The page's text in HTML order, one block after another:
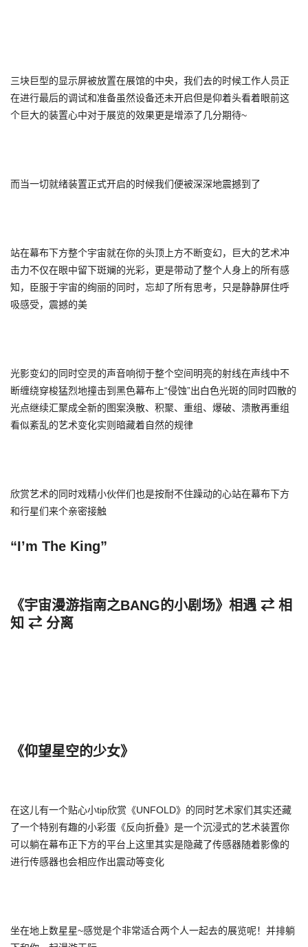
三块巨型的显示屏被放置在展馆的中央，我们去的时候工作人员正
在进行最后的调试和准备虽然设备还未开启但是仰着头看着眼前这
个巨大的装置心中对于展览的效果更是增添了几分期待~
而当一切就绪装置正式开启的时候我们便被深深地震撼到了
站在幕布下方整个宇宙就在你的头顶上方不断变幻，巨大的艺术冲
击力不仅在眼中留下斑斓的光彩，更是带动了整个人身上的所有感
知，臣服于宇宙的绚丽的同时，忘却了所有思考，只是静静屏住呼
吸感受，震撼的美
光影变幻的同时空灵的声音响彻于整个空间明亮的射线在声线中不
断缠绕穿梭猛烈地撞击到黑色幕布上“侵蚀”出白色光斑的同时四散的
光点继续汇聚成全新的图案涣散、积聚、重组、爆破、溃散再重组
看似紊乱的艺术变化实则暗藏着自然的规律
欣赏艺术的同时戏精小伙伴们也是按耐不住躁动的心站在幕布下方
和行星们来个亲密接触
“I’m The King”
《宇宙漫游指南之BANG的小剧场》相遇 ⇄ 相
知 ⇄ 分离
《仰望星空的少女》
在这儿有一个贴心小tip欣赏《UNFOLD》的同时艺术家们其实还藏
了一个特别有趣的小彩蛋《反向折叠》是一个沉浸式的艺术装置你
可以躺在幕布正下方的平台上这里其实是隐藏了传感器随着影像的
进行传感器也会相应作出震动等变化
坐在地上数星星~感觉是个非常适合两个人一起去的展览呢！并排躺